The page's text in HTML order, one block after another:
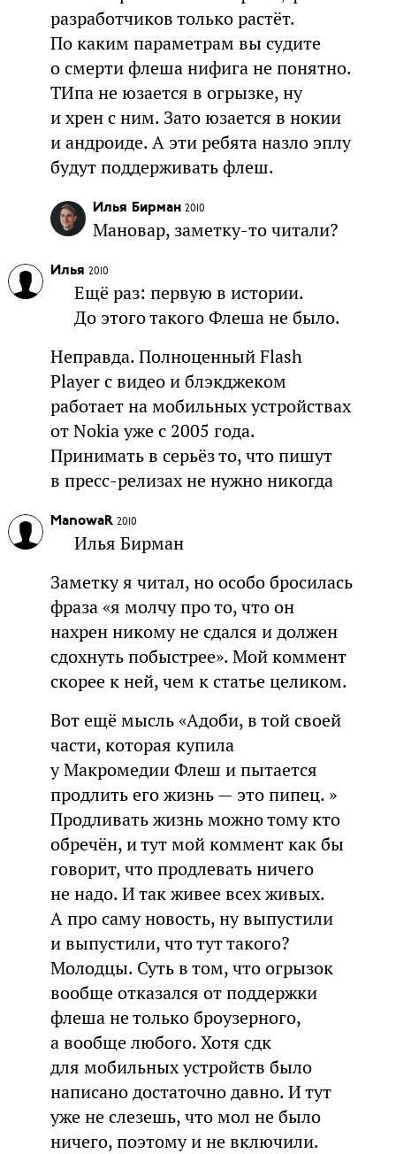
разработчиков только растёт.
По каким параметрам вы судите
о смерти флеша нифига не понятно.
ТИпа не юзается в огрызке, ну
и хрен с ним. Зато юзается в нокии
и андроиде. А эти ребята назло эплу
будут поддерживать флеш.
Илья Бирман 2010
Мановар, заметку-то читали?
Илья 2010
Ещё раз: первую в истории.
До этого такого Флеша не было.
Неправда. Полноценный Flash
Player с видео и блэкджеком
работает на мобильных устройствах
от Nokia уже с 2005 года.
Принимать в серьёз то, что пишут
в пресс-релизах не нужно никогда
ManowaR 2010
Илья Бирман
Заметку я читал, но особо бросилась
фраза «я молчу про то, что он
нахрен никому не сдался и должен
сдохнуть побыстрее». Мой коммент
скорее к ней, чем к статье целиком.
Вот ещё мысль «Адоби, в той своей
части, которая купила
у Макромедии Флеш и пытается
продлить его жизнь — это пипец. »
Продливать жизнь можно тому кто
обречён, и тут мой коммент как бы
говорит, что продлевать ничего
не надо. И так живее всех живых.
А про саму новость, ну выпустили
и выпустили, что тут такого?
Молодцы. Суть в том, что огрызок
вообще отказался от поддержки
флеша не только броузерного,
а вообще любого. Хотя сдк
для мобильных устройств было
написано достаточно давно. И тут
уже не слезешь, что мол не было
ничего, поэтому и не включили.